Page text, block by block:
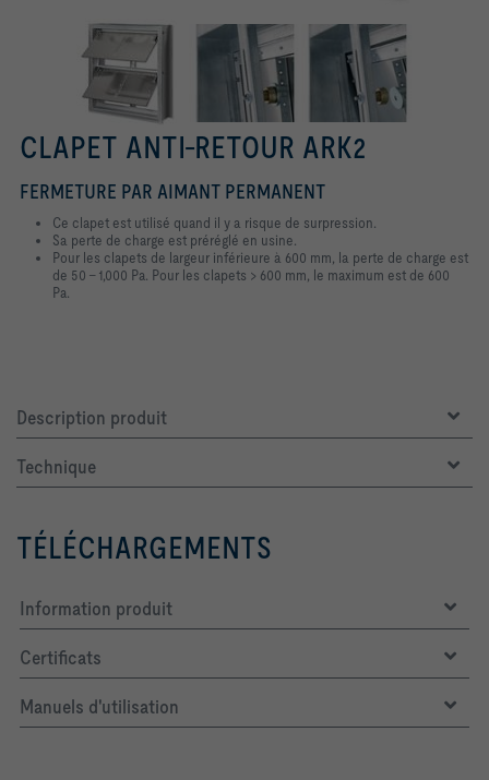
CLAPET ANTI-RETOUR ARK2
FERMETURE PAR AIMANT PERMANENT
Ce clapet est utilisé quand il y a risque de surpression.
Sa perte de charge est préréglé en usine.
Pour les clapets de largeur inférieure à 600 mm, la perte de charge est
de 50 – 1,000 Pa. Pour les clapets > 600 mm, le maximum est de 600
Pa.
Description produit
Technique
TÉLÉCHARGEMENTS
Information produit
Certificats
Manuels d'utilisation